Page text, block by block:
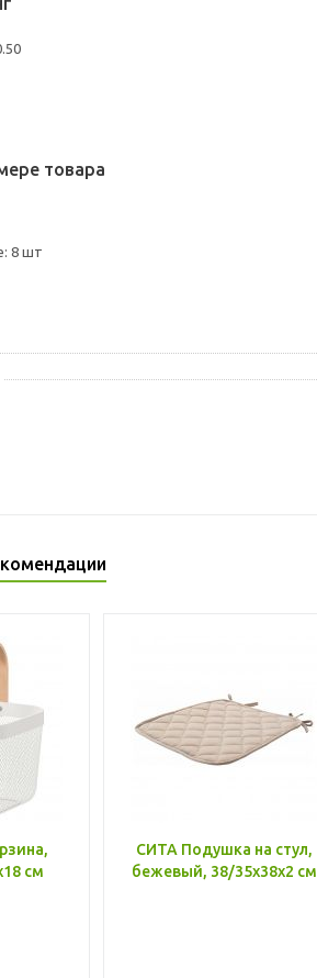
товара
8 шт
см
СИТА Подушка на стул,
бежевый, 38/35x38x2 см